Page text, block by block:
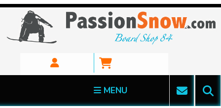
MENU